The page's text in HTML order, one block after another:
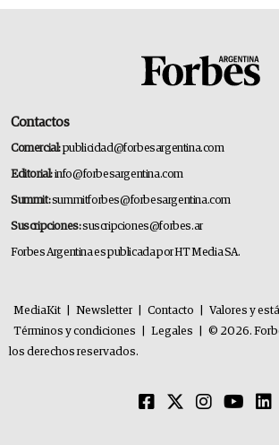
Contactos
Comercial:publicidad@forbesargentina.com
Editorial:info@forbesargentina.com
Summit:summitforbes@forbesargentina.com
Suscripciones:suscripciones@forbes.ar
Forbes Argentina es publicada por HT Media SA.
MediaKit Newsletter Contacto Valores y
Términos y condiciones
Legales
© 2026.
los derechos reservados.